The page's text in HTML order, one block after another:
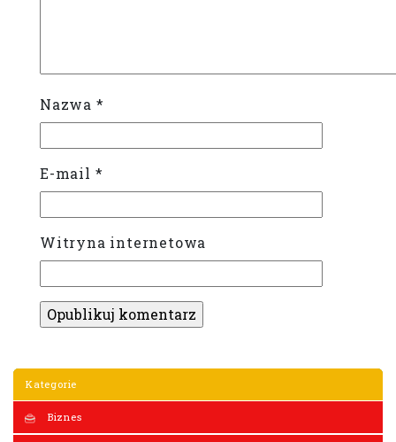
Kategorie
Biznes
Nazwa *
E-mail *
Witryna internetowa